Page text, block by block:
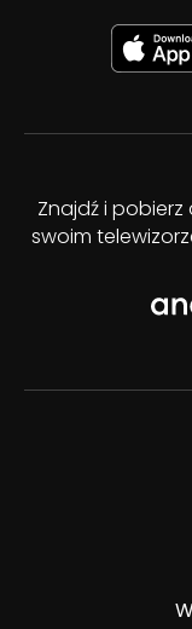
Znajdź i
swoim